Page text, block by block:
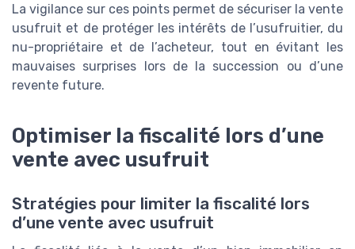
La vigilance sur ces points permet de sécuriser la vente
usufruit et de protéger les intérêts de l’usufruitier, du
nu-propriétaire et de l’acheteur, tout en évitant les
mauvaises surprises lors de la succession ou d’une
revente future.
Optimiser la fiscalité lors d’une
vente avec usufruit
Stratégies pour limiter la fiscalité lors
d’une vente avec usufruit